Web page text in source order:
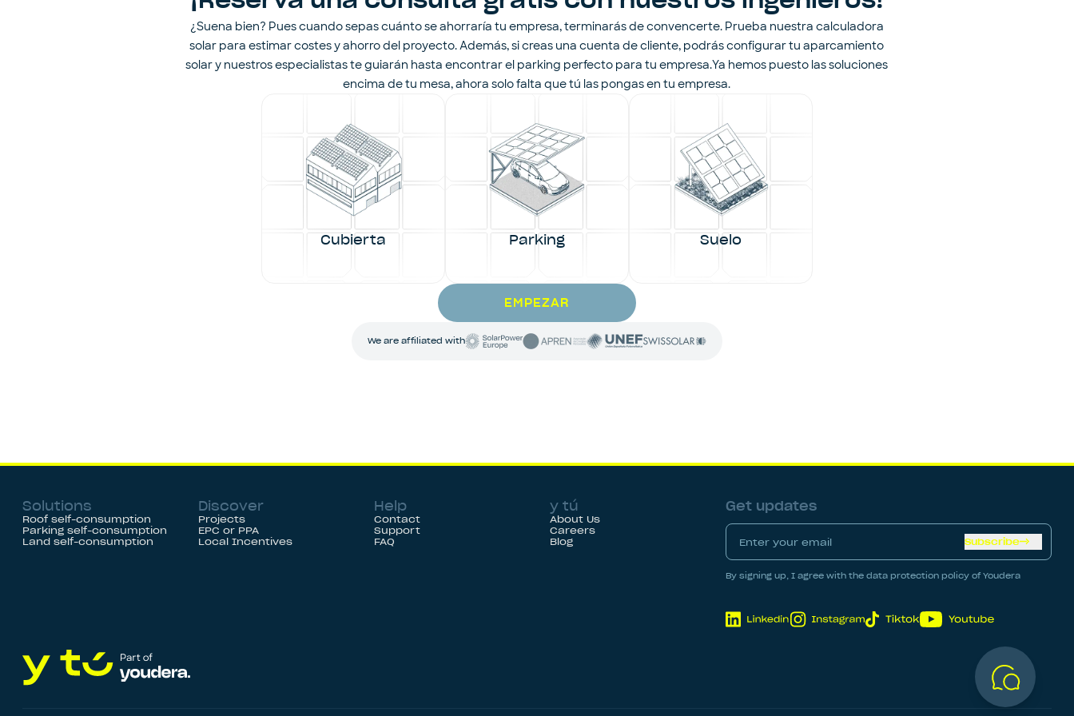
¿Suena bien? Pues cuando sepas cuánto se ahorraría tu empresa, terminarás de convencerte. Prueba nuestra calculadora
solar para estimar costes y ahorro del proyecto. Además, si creas una cuenta de cliente, podrás configurar tu aparcamiento
solar y nuestros especialistas te guiarán hasta encontrar el parking perfecto para tu empresa.Ya hemos puesto las soluciones
encima de tu mesa, ahora solo falta que tú las pongas en tu empresa.
Cubierta Parking Suelo
EMPEZAR
We are affiliated with
Solutions
Roof self-consumption
Parking self-consumption
Land self-consumption
Discover
Projects
EPC or PPA
Local Incentives
Help
Contact
Support
FAQ
y tú
About Us
Careers
Blog
Get updates
Subscribe
By signing up, I agree with the data protection policy of Youdera